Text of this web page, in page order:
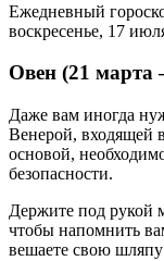
Ежедневный
воскресенье, 17
Овен (21 марта
Даже вам иногда
Венерой, входящей
основой,
безопасности.
Держите под рукой
чтобы напомнить
вешаете свою шляпу